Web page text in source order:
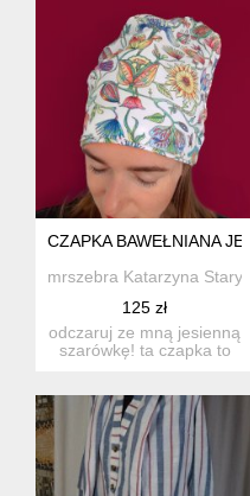
CZAPKA BAWEŁNIANA
mrszebra Katarzyna Staryk
125 zł
odczaruj ze mną jesienną
szarówkę! ta czapka to